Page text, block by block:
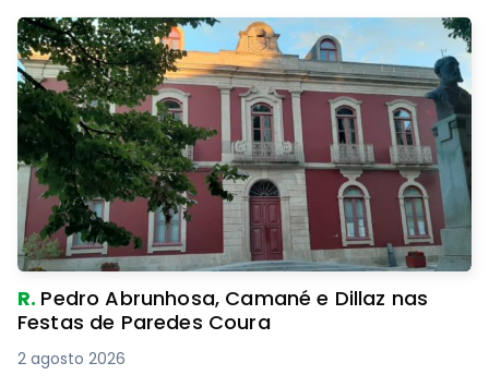
R. Pedro Abrunhosa, Camané e Dillaz nas
Festas de Paredes Coura
2 agosto 2026